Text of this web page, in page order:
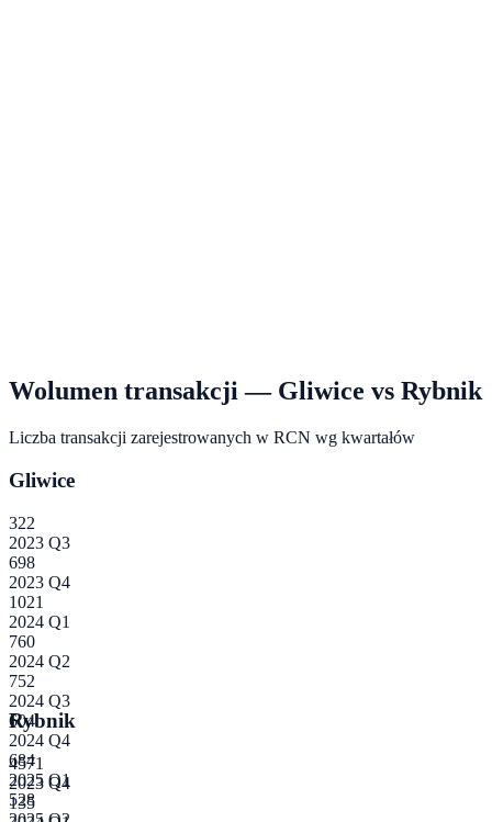
Wolumen transakcji — Gliwice vs Rybnik
Liczba transakcji zarejestrowanych w RCN wg kwartałów
Gliwice
322
2023 Q3
698
2023 Q4
1021
2024 Q1
760
2024 Q2
752
2024 Q3
604
2024 Q4
684
2025 Q1
528
Rybnik
4571
2023 Q4
135